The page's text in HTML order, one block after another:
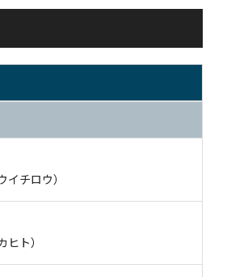
チロウ）
ト）